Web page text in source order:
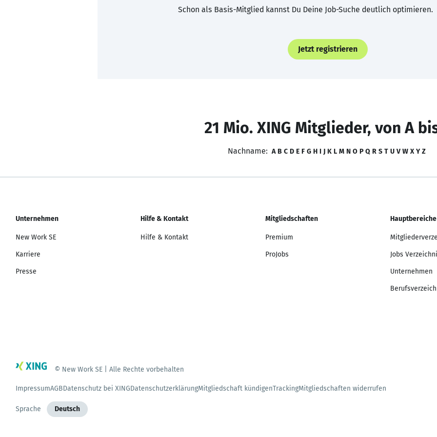
Schon als Basis-Mitglied kannst Du Deine Job-Suche deutlich optimieren.
Jetzt registrieren
21 Mio. XING Mitglieder, von A
Nachname: A B C D E F G H I J K L M N O P Q R S T U V W X Y Z
Unternehmen
New Work SE
Karriere
Presse
Hilfe & Kontakt
Hilfe & Kontakt
Mitgliedschaften
Premium
ProJobs
Hauptbereiche
Jobs
Unternehmen
© New Work SE | Alle Rechte vorbehalten
ImpressumAGBDatenschutz bei XINGDatenschutzerklärungMitgliedschaft kündigenTrackingMitgliedschaften widerrufen
Sprache Deutsch